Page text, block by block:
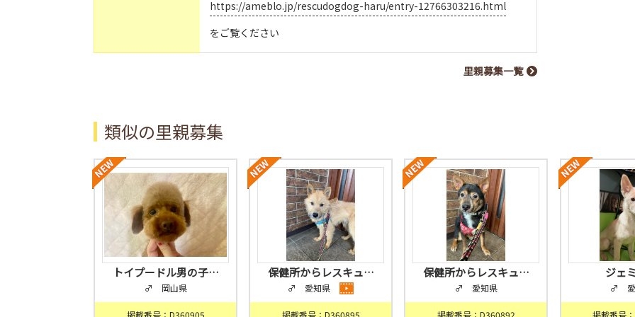
https://ameblo.jp/rescudogdog-haru/entry-12766303216.html
をご覧ください
里親募集一覧
類似の里親募集
トイプードル男の子…
♂ 岡山県
掲載番号：D360905
保健所からレスキュ…
♂ 愛知県
掲載番号：D360895
保健所からレスキュ…
♂ 愛知県
掲載番号：D360892
ジェ
♂ 愛
掲載番号